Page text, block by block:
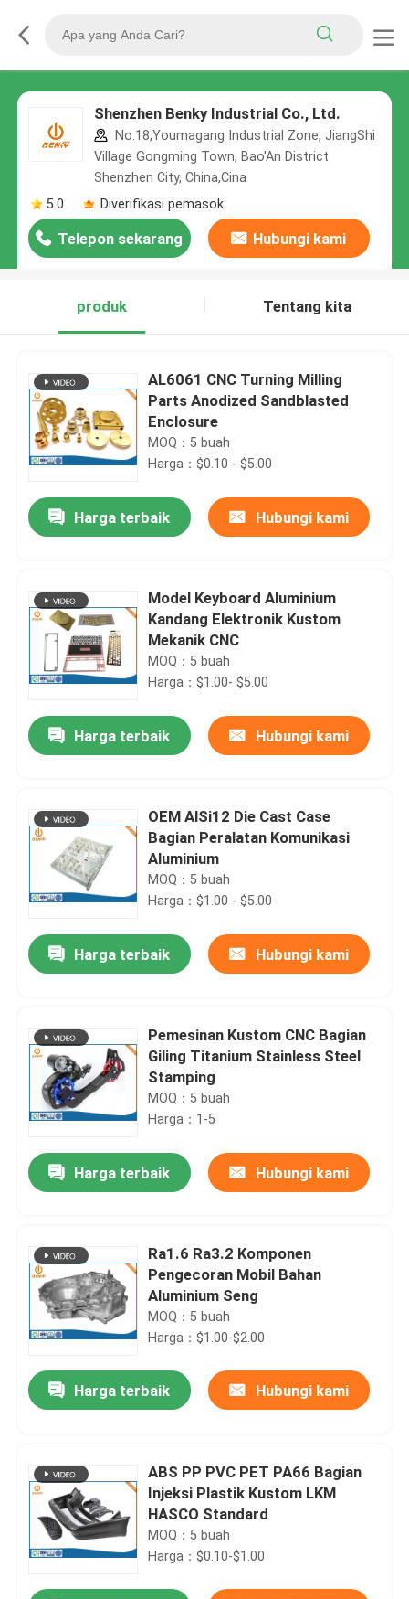
Shenzhen Benky Industrial Co., Ltd.
No.18,Youmagang Industrial Zone, JiangShi
Village Gongming Town, Bao'An District
Shenzhen City, China,Cina
5.0
Diverifikasi pemasok
Telepon sekarang Hubungi kami
produk Tentang kita
AL6061 CNC Turning Milling
Parts Anodized Sandblasted
Enclosure
MOQ：5 buah
Harga：$0.10 - $5.00
Harga terbaik Hubungi kami
Model Keyboard Aluminium
Kandang Elektronik Kustom
Mekanik CNC
MOQ：5 buah
Harga：$1.00- $5.00
Harga terbaik Hubungi kami
OEM AlSi12 Die Cast Case
Bagian Peralatan Komunikasi
Aluminium
MOQ：5 buah
Harga：$1.00 - $5.00
Harga terbaik Hubungi kami
Pemesinan Kustom CNC Bagian
Giling Titanium Stainless Steel
Stamping
MOQ：5 buah
Harga：1-5
Harga terbaik Hubungi kami
Ra1.6 Ra3.2 Komponen
Pengecoran Mobil Bahan
Aluminium Seng
MOQ：5 buah
Harga：$1.00-$2.00
Harga terbaik Hubungi kami
ABS PP PVC PET PA66 Bagian
Injeksi Plastik Kustom LKM
HASCO Standard
MOQ：5 buah
Harga：$0.10-$1.00